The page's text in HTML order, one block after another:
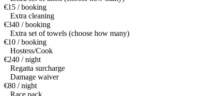
€15 / booking
Extra cleaning
€340 / booking
Extra set of towels (choose how many)
€10 / booking
Hostess/Cook
€240 / night
Regatta surcharge
Damage waiver
€80 / night